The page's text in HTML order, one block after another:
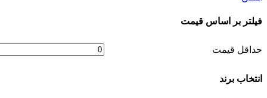
فیلتر بر اساس قیمت
حداقل قیمت
انتخاب برند